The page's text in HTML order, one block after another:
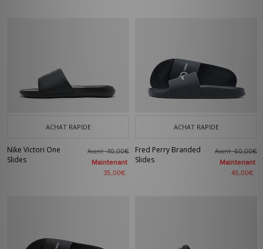
ACHAT RAPIDE
Nike Victori One
Slides
Avant40,00€
Maintenant
35,00€
ACHAT RAPIDE
Fred Perry Branded
Slides
Avant60,00€
Maintenant
45,00€